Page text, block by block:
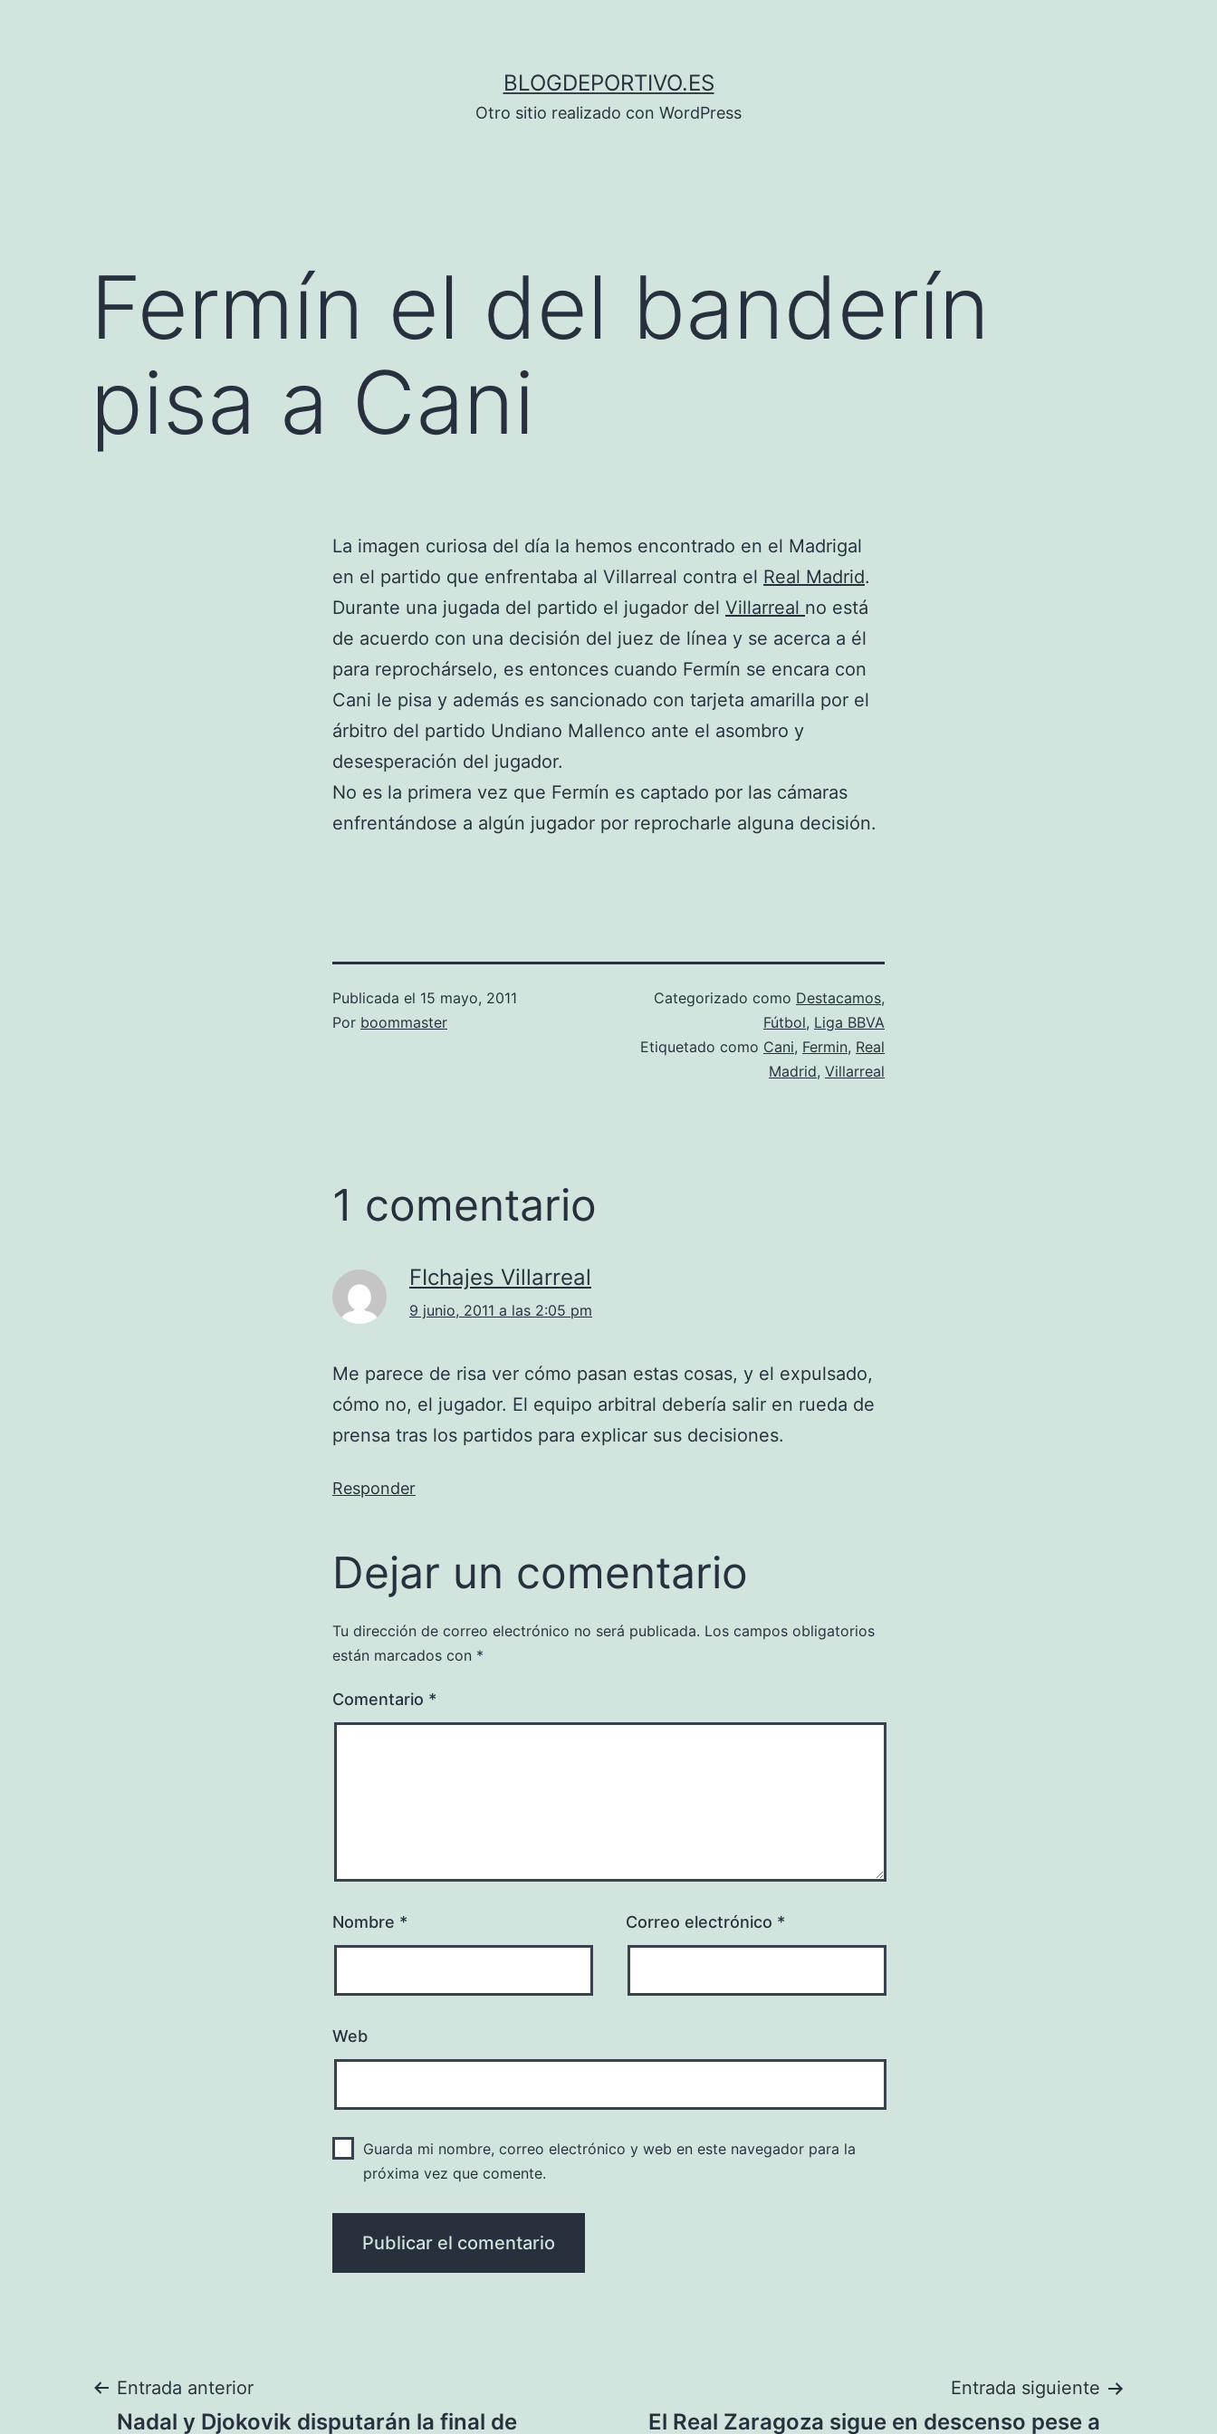
BLOGDEPORTIVO.ES
Otro sitio realizado con WordPress
Fermín el del banderín
pisa a Cani
La imagen curiosa del día la hemos encontrado en el Madrigal
en el partido que enfrentaba al Villarreal contra el Real Madrid.
Durante una jugada del partido el jugador del Villarreal no está
de acuerdo con una decisión del juez de línea y se acerca a él
para reprochárselo, es entonces cuando Fermín se encara con
Cani le pisa y además es sancionado con tarjeta amarilla por el
árbitro del partido Undiano Mallenco ante el asombro y
desesperación del jugador.
No es la primera vez que Fermín es captado por las cámaras
enfrentándose a algún jugador por reprocharle alguna decisión.
Publicada el 15 mayo, 2011
Por boommaster
Categorizado como Destacamos,
Fútbol, Liga BBVA
Etiquetado como Cani, Fermin, Real
Madrid, Villarreal
1 comentario
FIchajes Villarreal
9 junio, 2011 a las 2:05 pm
Me parece de risa ver cómo pasan estas cosas, y el expulsado,
cómo no, el jugador. El equipo arbitral debería salir en rueda de
prensa tras los partidos para explicar sus decisiones.
Responder
Dejar un comentario
Tu dirección de correo electrónico no será publicada. Los campos obligatorios
están marcados con *
Comentario *
Nombre * Correo electrónico *
Web
Guarda mi nombre, correo electrónico y web en este navegador para la
próxima vez que comente.
Navegación
Entrada anterior
Nadal y Djokovik disputarán la final de
Entrada siguiente
El Real Zaragoza sigue en descenso pese a